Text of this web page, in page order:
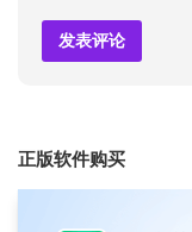
正版软件购买